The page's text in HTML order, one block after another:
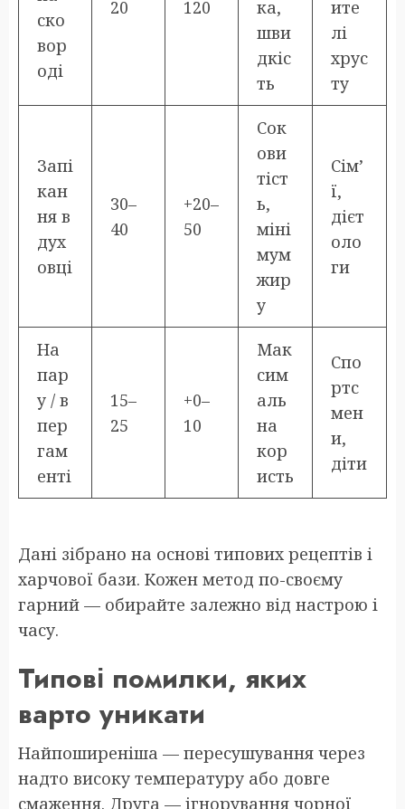
ско
вор
оді
20
120
ка,
шви
дкіс
ть
ите
лі
хрус
ту
Запі
кан
ня в
дух
овці
30–
40
+20–
50
Сок
ови
тіст
ь,
міні
мум
жир
у
Сім’
ї,
дієт
оло
ги
На
пар
у / в
пер
гам
енті
15–
25
+0–
10
Мак
сим
аль
на
кор
исть
Спо
ртс
мен
и,
діти
Дані зібрано на основі типових рецептів і
харчової бази. Кожен метод по-своєму
гарний — обирайте залежно від настрою і
часу.
Типові помилки, яких
варто уникати
Найпоширеніша — пересушування через
надто високу температуру або довге
смаження. Друга — ігнорування чорної